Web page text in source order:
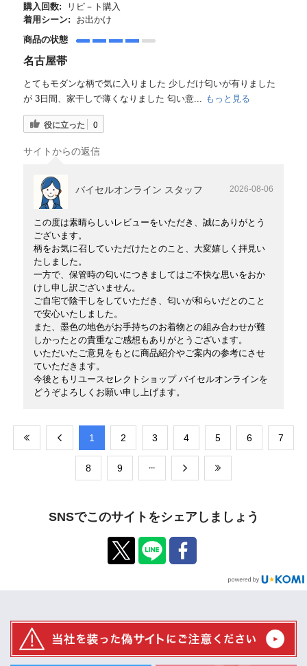
購入回数:
リピ－ト購入
着用シーン:
お出かけ
商品の状態
名古屋帯
とてもモダンな柄で気に入りました 少しだけ匂いが有りました
が 3日間、家干しで薄くなりました 匂い意...
もっと見る
役に立った 0
サイトからの返信
バイセルオンライン スタッフ 2026-08-06
この度は素晴らしいレビューをいただき、誠にありがとう
ございます。
柄をお気に召していただけたとのこと、大変嬉しく拝見い
たしました。
一方で、保管時の匂いにつきましてはご不快な思いをおか
けし申し訳ございません。
ご自宅で陰干しをしていただき、匂いが和らいだとのこと
で安心いたしました。
また、墨色の地色がお手持ちのお着物との組み合わせが難
しかったとの貴重なご感想もありがとうございます。
いただいたご意見をもとに商品紹介やご案内の参考にさせ
ていただきます。
今後ともリユースセレクトショップ バイセルオンラインを
どうぞよろしくお願い申し上げます。
​1 ​2 ​3 ​4 ​5 ​6 ​7
​8 ​9
SNSでこのサイトをシェアしましょう